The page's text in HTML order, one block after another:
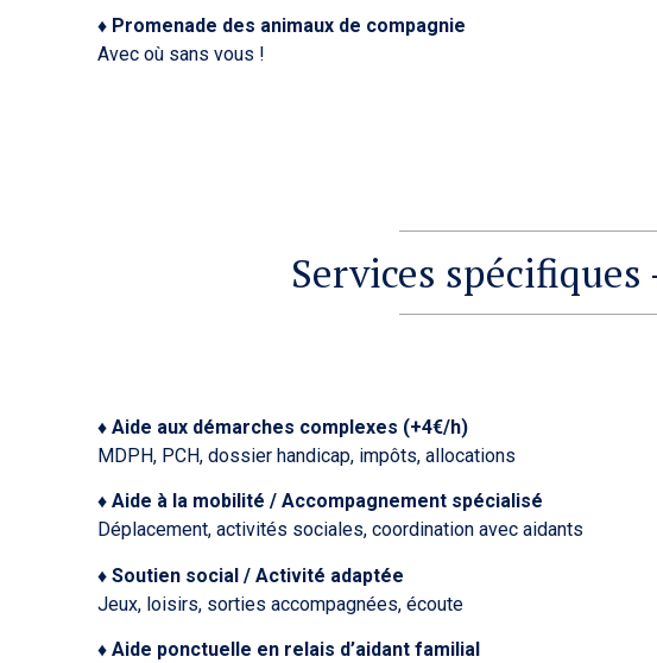
♦ Promenade des animaux de compagnie
Avec où sans vous !
Services
♦ Aide aux démarches complexes (+4€/h)
MDPH, PCH, dossier handicap, impôts, allocations
♦ Aide à la mobilité / Accompagnement spécialisé
Déplacement, activités sociales, coordination avec aidants
♦ Soutien social / Activité adaptée
Jeux, loisirs, sorties accompagnées, écoute
♦ Aide ponctuelle en relais d’aidant familial